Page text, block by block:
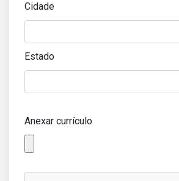
Cidade
Estado
Anexar currículo